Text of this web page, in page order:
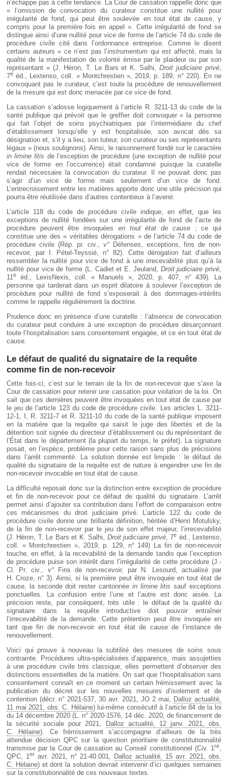
n’échappe pas à cette tendance. La Cour de cassation rappelle donc que
« l’omission de convocation du curateur constitue une nullité pour
irrégularité de fond, qui peut être soulevée en tout état de cause, y
compris pour la première fois en appel ». Cette irrégularité de fond se
distingue ainsi d’une nullité pour vice de forme de l’article 74 du code de
procédure civile cité dans l’ordonnance entreprise. Comme le disent
certains auteurs « ce n’est pas l’instrumentum qui est affecté, mais la
qualité de la manifestation de volonté émise par le plaideur ou par son
représentant » (J. Héron, T. Le Bars et K. Salhi,Droit judiciaire privé
7e éd., Lextenso, coll. « Montchrestien », 2019, p. 189, n° 220). En ne
convoquant pas le curateur, c’est toute la procédure de renouvellement
de la mesure qui est donc menacée par ce vice de fond.
La cassation s’adosse logiquement à l’article R. 3211-13 du code de la
santé publique qui prévoit que le greffier doit convoquer « la personne
qui fait l’objet de soins psychiatriques par l’intermédiaire du chef
d’établissement lorsqu’elle y est hospitalisée, son avocat dès sa
désignation et, s’il y a lieu, son tuteur, son curateurou ses représentants
légaux » (nous soulignons). Ainsi, le raisonnement fondé sur le caractère
in limine litis de l’exception de procédure (une exception de nullité pour
vice de forme en l’occurrence) était condamné puisque la curatelle
rendait nécessaire la convocation du curateur. Il ne pouvait donc pas
s’agir d’un vice de forme mais seulement d’un vice de fond.
L’entrecroisement entre les matières apporte donc une utile précision qui
pourra être réutilisée dans d’autres contentieux à l’avenir.
L’article 118 du code de procédure civile indique, en effet, que les
exceptions de nullité fondées sur une irrégularité de fond de l’acte de
procédure peuvent être invoquées en tout état de cause; ce qui
constitue une des « véritables dérogations » de l’article 74 du code de
procédure civile (Rép. pr. civ., v° Défenses, exceptions, fins de non-
recevoir, par I. Pétel-Teyssié, n° 82). Cette dérogation fait d’ailleurs
ressembler la nullité pour vice de fond à une irrecevabilité plus qu’à la
nullité pour vice de forme (L. Cadiet et E. Jeuland, Droit judiciaire privé
11e
éd., LexisNexis, coll. « Manuels », 2020, p. 407, n° 439). La
personne qui tarderait dans un esprit dilatoire à soulever l’exception de
procédure pour nullité de fond s’exposerait à des dommages-intérêts
comme le rappelle régulièrement la doctrine.
Prudence donc en présence d’une curatelle : l’absence de convocation
du curateur peut conduire à une exception de procédure désarçonnant
toute l’hospitalisation sans consentement engagée, et ce en tout état de
cause.
Le défaut de qualité du signataire de la requête
comme fin de non-recevoir
Cette fois-ci, c’est sur le terrain de la fin de non-recevoir que s’axe la
Cour de cassation pour retenir une cassation pour violation de la loi. On
sait que ces dernières peuvent être invoquées en tout état de cause par
le jeu de l’article 123 du code de procédure civile. Les articles L. 3211-
12-1, I, R. 3211-7 et R. 3211-10 du code de la santé publique imposent
en la matière que la requête qui saisit le juge des libertés et de la
détention soit signée du directeur d’établissement ou du représentant de
l’État dans le département (la plupart du temps, le préfet). La signature
posait, en l’espèce, problème pour cette raison sans plus de précisions
dans l’arrêt commenté. La solution donnée est limpide : le défaut de
qualité du signataire de la requête est de nature à engendrer une fin de
non-recevoir invocable en tout état de cause.
La difficulté reposait donc sur la distinction entre exception de procédure
et fin de non-recevoir pour ce défaut de qualité du signataire. L’arrêt
permet ainsi d’ajouter sa contribution dans l’effort de comparaison entre
ces mécanismes du droit judiciaire privé. L’article 122 du code de
procédure civile donne une brillante définition, héritée d’Henri Motulsky,
de la fin de non-recevoir par le jeu de son effet majeur, l’irrecevabilité
(J. Héron, T. Le Bars et K. Salhi, Droit judiciaire privé, 7e éd., Lextenso,
coll. « Montchrestien », 2019, p. 129, n° 149) La fin de non-recevoir
touche, en effet, à la recevabilité de la demande tandis que l’exception
de procédure puise son intérêt dans l’irrégularité de cette procédure (J.-
Cl. Pr. civ., v°Fins de non-recevoir, par N. Lesourd, actualisé par
H. Croze, n° 3). Ainsi, si la première peut être invoquée en tout état de
cause, la seconde doit rester cantonnée in limine litissauf exceptions
ponctuelles. La confusion entre l’une et l’autre est donc aisée. La
précision reste, par conséquent, très utile : le défaut de la qualité du
signataire dans la requête introductive doit pouvoir entraîner
l’irrecevabilité de la demande. Cette prétention peut être invoquée en
tant que fin de non-recevoir en tout état de cause de l’instance de
renouvellement.
Voici qui prouve à nouveau la subtilité des mesures de soins sous
contrainte. Procédures ultra-spécialisées d’apparence, mais assujetties
à une procédure civile très classique, elles permettent d’observer des
distinctions essentielles de la matière. On sait que l’hospitalisation sans
consentement connaît en ce moment un certain frémissement avec la
publication du décret sur les nouvelles mesures d’isolement et de
contention (décr. n° 2021-537, 30 avr. 2021, JO 2 mai,
Dalloz actualité,
11 mai 2021, obs. C. Hélaine) lui-même consécutif à l’article 84 de la loi
du 14 décembre 2020 (L. n° 2020-1576, 14 déc. 2020, de financement de
la sécurité sociale pour 2021,
Dalloz actualité, 12 janv. 2021, obs.
C. Hélaine). Ce frémissement s’accompagne d’ailleurs de la très
attendue décision QPC sur la question prioritaire de constitutionnalité
transmise par la Cour de cassation au Conseil constitutionnel (Civ. 1 re
QPC, 1 er avr. 2021, n° 21-40.001,
Dalloz actualité, 15 avr. 2021, obs.
C. Hélaine) et dont la solution devrait intervenir d’ici quelques semaines
sur la constitutionnalité de ces nouveaux textes.